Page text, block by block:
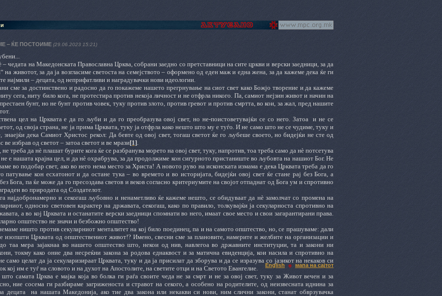
‒ ЌЕ ПОСТОИМЕ (29.06.2023 15:21)
‒ чедата на Македонската Православна Црква, собрани заедно со претставници на сите цркви и верски заедници, за да
на животот, за да ја возгласиме светоста на семејството ‒ оформено од еден маж и една жена, за да кажеме дека ќе ги
најмили ‒ децата, од неприфатливи и наградувачки нови идеологии.
сме за достинствено и радосно да го покажеме нашето прегрнување на сиот свет како Божјо творение и да кажеме
сега, ниту било кога, не протестира против некоја личност и не отфрла никого. Па, самиот нејзин живот и начин на
бунт, но не бунт против човек, туку против злото, против гревот и против смртта, во кои, за жал, пред нашите
цел на Црквата е да го љуби и да го преобразува овој свет, но не-поистоветувајќи се со него. Затоа
и не се
,од своја страна, не ја прима Црквата, туку ја отфрла како нешто што му е туѓо. И не само што не се чудиме, туку и
знаејќи дека Самиот Христос рекол: Да бевте од овој свет, тогаш светот ќе го љубеше своето, но бидејќи не сте од
ве избрав од светот – затоа светот и ве мрази[1].
не треба да нè плашат бурите кога ќе се разбранува морето на овој свет, туку, напротив, тоа треба само да нè потсетува
не е нашата крајна цел, и да нè охрабрува, за да продолжиме кон сигурното пристаниште во љубовта на нашиот Бог. Не
во подобар свет, ако во него нема место за Христа! А новото руво на исконската измама е дека Црквата треба да го
патување кон есхатонот и да остане тука ‒ во времето и во историјата, бидејќи овој свет ќе стане рај без Бога, а
Бога, па ќе може да го пресоздава светов и веков согласно критериумите на својот отпаднат од Бога ум и спротивно
во природата од Создателот.
најдобронамерно и секогаш љубовно и ненаметливо ќе кажеме нешто, се обидуваат да нè замолчат со промена на
односно световен карактер на државата, секогаш, како по правило, толкувајќи ја секуларноста спротивно на
а во кој Црквата и останатите верски заедници спомнати во него, имаат свое место и свои загарантирани права.
општество не значи и безбожно општество!
ништо против секуларниот менталитет на кој било поединец, па и на самото општество, но, се прашуваме: дали
изопшти Црквата од општествениот живот!? Имено, свесни сме за плановите, намерите и желбите на организации и
таа мера зајакнаа во нашето општество што, некои од нив, навлегоа во државните институции, та и закони ни
токму како оние два несреќни закона за родова еднаквост и за матична евиденција, кои насила и спротивно на
само целат да ја секуларизираат Црквата, туку и да ја присилат да зборува и да се изразува со јазикот на некаков си
кој им е туѓ на словото и на духот на Апостолите, на светите отци и на Светото Евангелие.
што самата Црква е мајка која во болка ги раѓа своите чеда не за смрт и не за овој свет, туку за Живот вечен и за
ние сосема ги разбираме загриженоста и стравот на секого, а особено на родителите, од неизвесната иднина за
децата
на нашата Македонија, ако тие два закона или некакви си нови, ним слични закони, станат обврзувачка
English мапа на сајтот